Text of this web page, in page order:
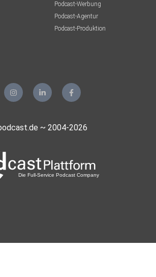
Podcast-Werbung
Podcast-Agentur
Podcast-Produktion
~ 2004-2026